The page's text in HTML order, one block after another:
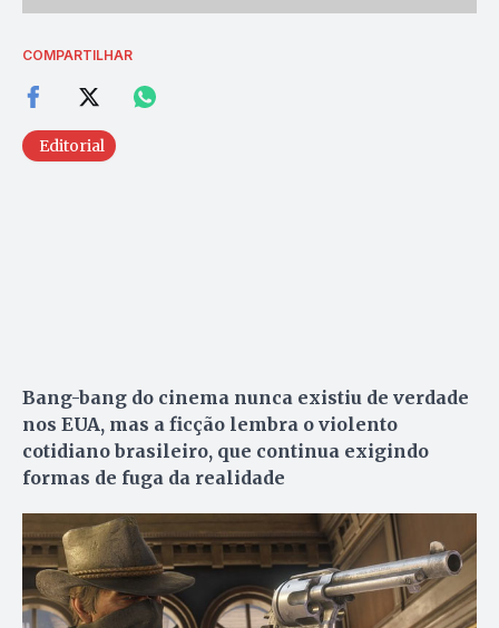
COMPARTILHAR
Editorial
Bang-bang do cinema nunca existiu de verdade
nos EUA, mas a ficção lembra o violento
cotidiano brasileiro, que continua exigindo
formas de fuga da realidade